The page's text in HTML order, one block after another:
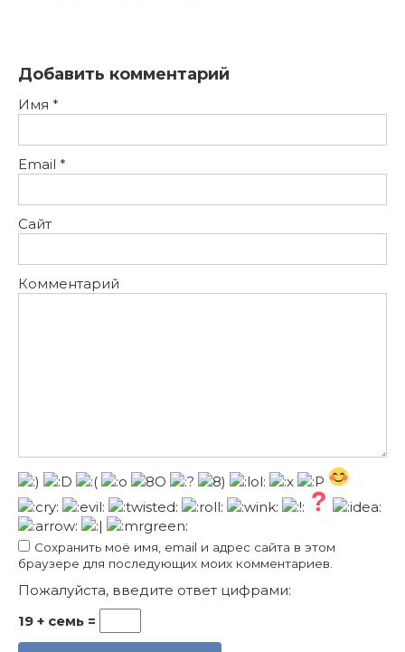
Добавить комментарий
Имя *
Email *
Сайт
Комментарий
Сохранить моё имя, email и адрес сайта в этом
браузере для последующих моих комментариев.
Пожалуйста, введите ответ цифрами:
19 + семь =